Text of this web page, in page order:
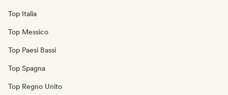
Top Italia
Top Messico
Top Paesi Bassi
Top Spagna
Top Regno Unito